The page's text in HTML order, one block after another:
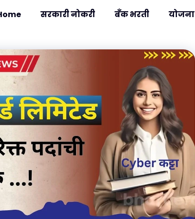
सरकारी नोकरी बँक भरती योजना